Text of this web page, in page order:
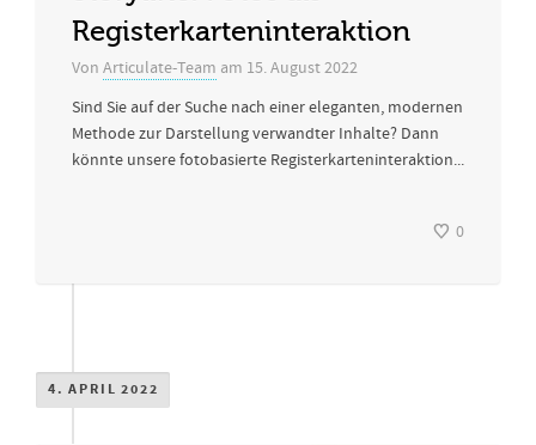
Registerkarteninteraktion
Von Articulate-Team am 15. August 2022
Sind Sie auf der Suche nach einer eleganten, modernen
Methode zur Darstellung verwandter Inhalte? Dann
könnte unsere fotobasierte Registerkarteninteraktion...
0
4. APRIL 2022